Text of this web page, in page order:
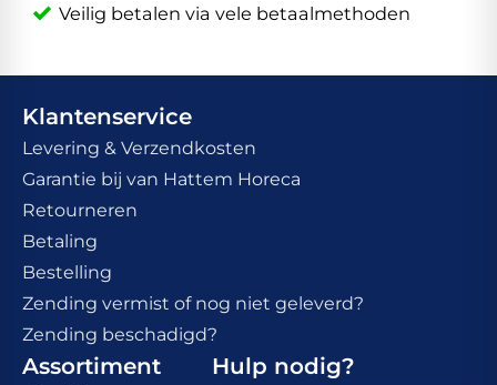
Veilig betalen via vele betaalmethoden
Klantenservice
Levering & Verzendkosten
Garantie bij van Hattem Horeca
Retourneren
Betaling
Bestelling
Zending vermist of nog niet geleverd?
Zending beschadigd?
Assortiment Hulp nodig?